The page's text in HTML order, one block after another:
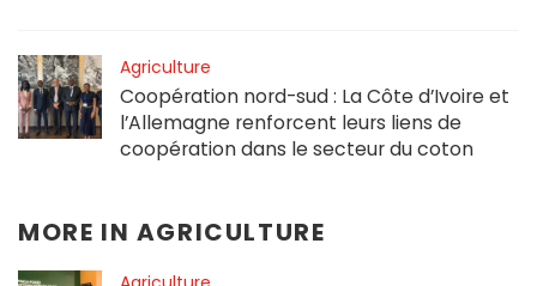
Agriculture
Coopération nord-sud : La Côte d’Ivoire et
l’Allemagne renforcent leurs liens de
coopération dans le secteur du coton
MORE IN AGRICULTURE